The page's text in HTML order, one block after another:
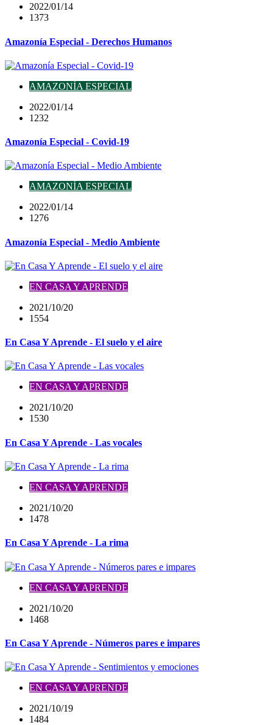
2022/01/14
1373
Amazonía Especial - Derechos Humanos
AMAZONÍA ESPECIAL
2022/01/14
1232
Amazonía Especial - Covid-19
AMAZONÍA ESPECIAL
2022/01/14
1276
Amazonía Especial - Medio Ambiente
EN CASA Y APRENDE
2021/10/20
1554
En Casa Y Aprende - El suelo y el aire
EN CASA Y APRENDE
2021/10/20
1530
En Casa Y Aprende - Las vocales
EN CASA Y APRENDE
2021/10/20
1478
En Casa Y Aprende - La rima
EN CASA Y APRENDE
2021/10/20
1468
En Casa Y Aprende - Números pares e impares
EN CASA Y APRENDE
2021/10/19
1484